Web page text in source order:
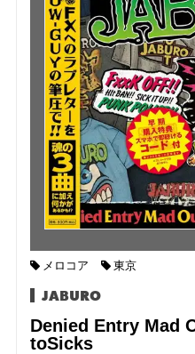
メロコア 東京
JABURO
Denied Entry Mad
toSicks